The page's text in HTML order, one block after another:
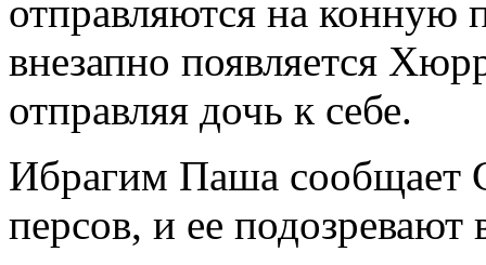
отправляются на конную
внезапно появляется
отправляя дочь к себе.
Ибрагим Паша сообщает
персов, и ее